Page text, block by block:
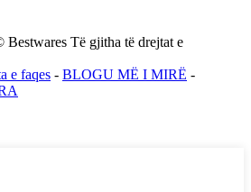
Të gjitha të drejtat e
e faqes - BLOGU MË I MIRË -